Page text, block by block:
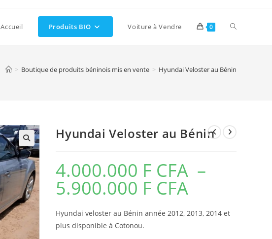
Accueil Produits BIO Voiture à Vendre 0 Toggle
> Boutique de produits béninois mis en vente > Hyundai Veloster au Bénin
🔍
Hyundai Veloster au Bénin
4.000.000 F CFA –
5.900.000 F CFAprix :
CFA
à
Hyundai veloster au Bénin année 2012, 2013, 2014 et
plus disponible à Cotonou.